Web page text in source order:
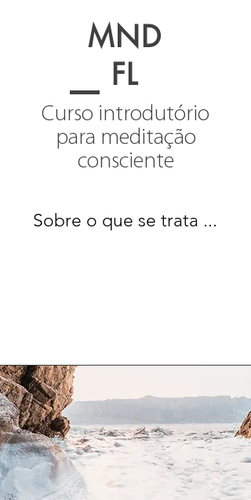
MND
FL
Curso introdutório
para meditação
consciente
Sobre o que se trata ...